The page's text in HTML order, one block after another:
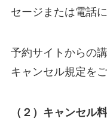
セージまたは電話
予約サイトからの
キャンセル規定を
（２）キャンセル